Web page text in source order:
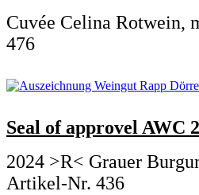
Cuvée Celina Rotwein,
476
Seal of approvel AWC
2024 >R< Grauer
Artikel-Nr. 436